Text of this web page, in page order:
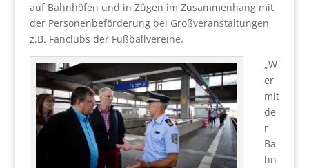
auf Bahnhöfen und in Zügen im Zusammenhang mit
der Personenbeförderung bei Großveranstaltungen
z.B. Fanclubs der Fußballvereine.
„W
er
mit
de
r
Ba
hn